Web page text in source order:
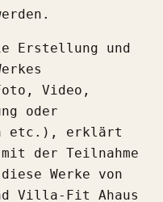
Erstellung und
Video,
oder
etc.), erklärt
der Teilnahme
Werke von
Villa-Fit Ahaus